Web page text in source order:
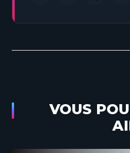
VOUS